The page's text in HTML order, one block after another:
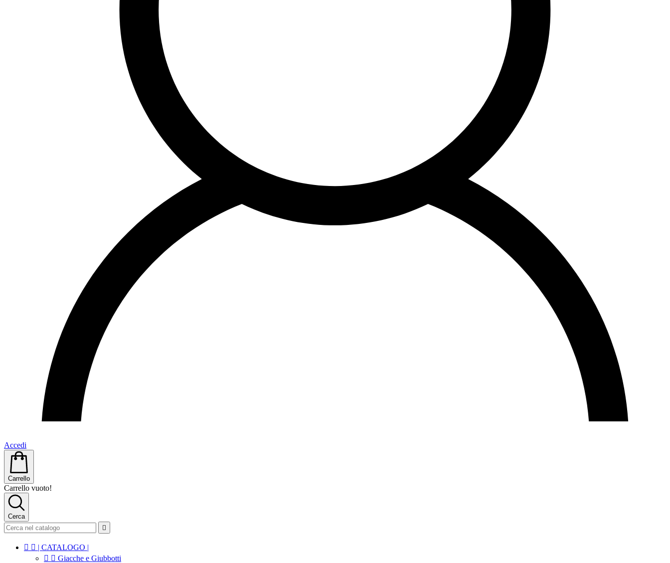
Accedi
Carrello
Carrello vuoto!
Cerca

  | CATALOGO |
  Giacche e Giubbotti